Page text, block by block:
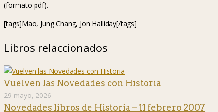
(formato pdf).
[tags]Mao, Jung Chang, Jon Halliday[/tags]
Libros relaccionados
Vuelven las Novedades con Historia
29 mayo, 2026
Novedades libros de Historia – 11 febrero 2007